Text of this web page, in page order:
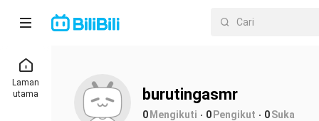
Laman
utama
burutingasmr
0Mengikuti 0Pengikut 0Suka